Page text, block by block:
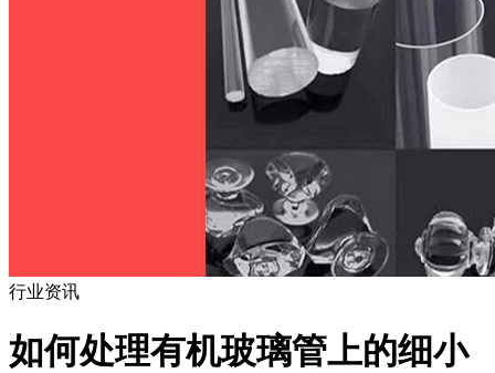
行业资讯
如何处理有机玻璃管上的细小